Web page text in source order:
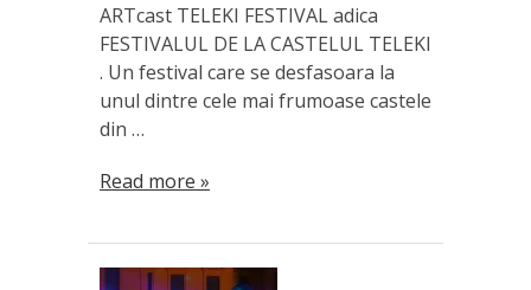
ARTcast TELEKI FESTIVAL adica
FESTIVALUL DE LA CASTELUL TELEKI
. Un festival care se desfasoara la
unul dintre cele mai frumoase castele
din …
Read more »